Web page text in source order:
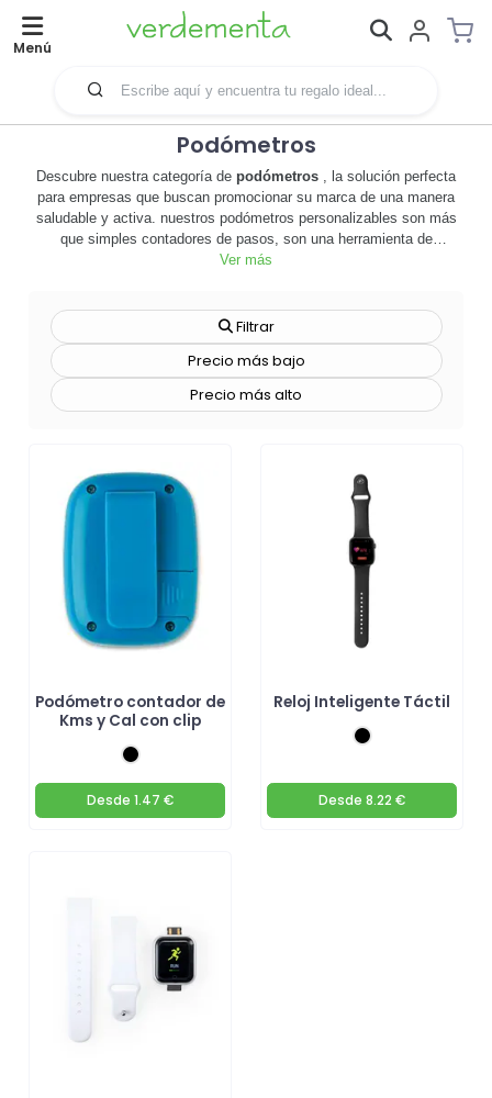
Menú
Podómetros
Descubre nuestra categoría de podómetros , la solución perfecta
para empresas que buscan promocionar su marca de una manera
saludable y activa. nuestros podómetros personalizables son más
que simples contadores de pasos, son una herramienta de
merchandising que refuerza la imagen de tu empresa, promoviendo
bienestar. además, al ser personalizables, puedes añadir el logo de
tu empresa o cualquier diseño que desees, convirtiéndolos en un
regalo promocional único y funcional. no importa si tu empresa es
grande o pequeña, nuestros podómetros son adecuados para todas
las edades y niveles de fitness. aprovecha la oportunidad de
comienza a promocionar tu marca de una manera activa y saludable
Ver más
Filtrar
Precio más bajo
Precio más alto
Podómetro contador de
Kms y Cal con clip
Desde 1.47 €
Reloj Inteligente Táctil
Desde 8.22 €